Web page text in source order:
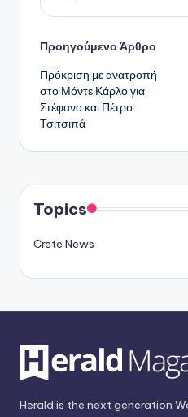
Πλοήγηση
Προηγούμενο Άρθρο
Πρόκριση με ανατροπή
στο Μόντε Κάρλο για
Στέφανο και Πέτρο
Τσιτσιπά
Topics
Crete News
Herald is the next generation